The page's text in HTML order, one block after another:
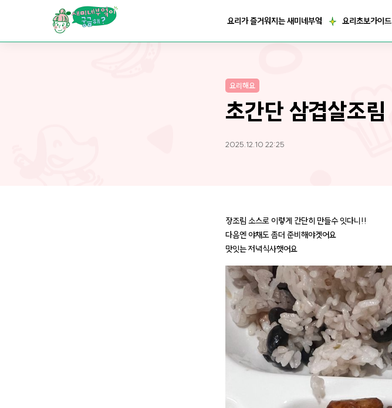
요리가 즐거워지는 새미네부엌 요리초보가이드
요리해요
초간단 삼겹살조림
2025.12.10 22:25
장조림 소스로 이렇게 간단히 만들수 잇다니!!
다음엔 야채도 좀더 준비해야겟어요
맛잇는 저녁식사햇어요